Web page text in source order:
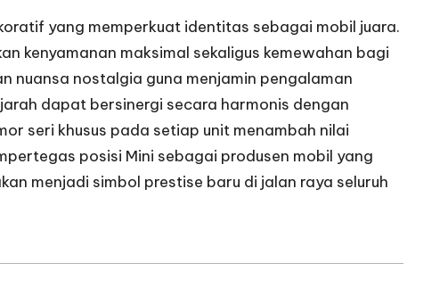
yang memperkuat identitas sebagai mobil juara.
kenyamanan maksimal sekaligus kemewahan bagi
nuansa nostalgia guna menjamin pengalaman
dapat bersinergi secara harmonis dengan
seri khusus pada setiap unit menambah nilai
posisi Mini sebagai produsen mobil yang
menjadi simbol prestise baru di jalan raya seluruh